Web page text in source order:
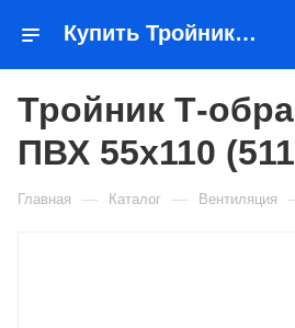
Купить Тройник Т-образный ПВХ 55х110 (511ТПП) в Якутске — цена, характеристики, подбор | Востоктехторг
Тройник Т-
ПВХ 55х110
Главная — Каталог — Вентиляция